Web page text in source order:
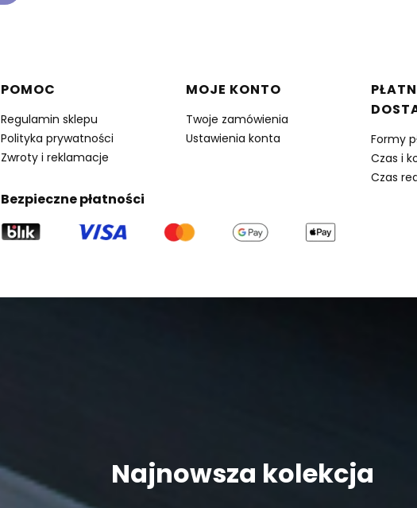
Linki w stopce
POMOC
Regulamin sklepu
Polityka prywatności
Zwroty i reklamacje
MOJE KONTO
Twoje zamówienia
Ustawienia konta
Formy
Czas i
Czas
Bezpieczne płatności
Najnowsza kolekcja